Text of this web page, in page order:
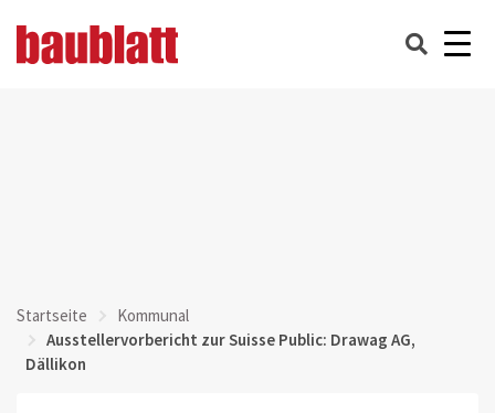
Startseite
Kommunal
Ausstellervorbericht zur Suisse Public: Drawag AG,
Dällikon